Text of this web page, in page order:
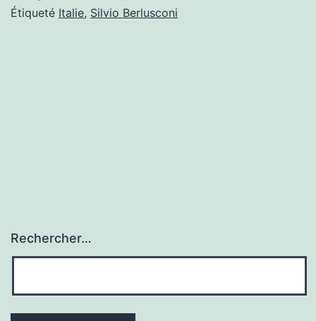
Étiqueté Italie, Silvio Berlusconi
Rechercher…